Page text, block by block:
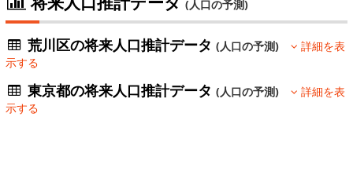
(人口の予測)
荒川区の将来人口推計データ(人口の予測)
詳細を表
示する
東京都の将来人口推計データ(人口の予測)
詳細を表
示する